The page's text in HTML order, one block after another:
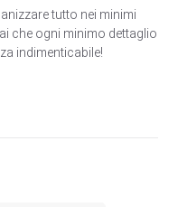
tutto nei minimi
che ogni minimo dettaglio
indimenticabile!